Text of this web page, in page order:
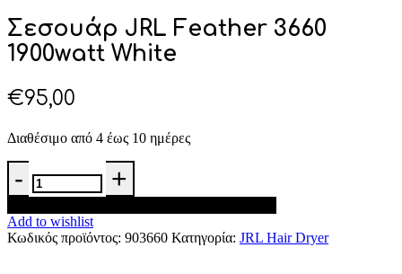
Σεσουάρ JRL Feather 3660
1900watt White
€95,00
Διαθέσιμο από 4 έως 10 ημέρες
JRL
Feather
3660
1900watt
White
Add to wishlist
Κωδικός προϊόντος: 903660 Κατηγορία: JRL Hair Dryer